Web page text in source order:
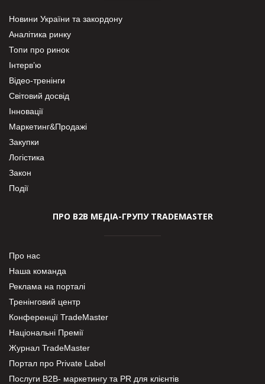
Новини України та закордону
Аналітика ринку
Топи про ринок
Інтерв’ю
Відео-тренінги
Світовий досвід
Інновації
Маркетинг&Продажі
Закупки
Логістика
Закон
Події
ПРО В2В МЕДІА-ГРУПУ TRADEMASTER
Про нас
Наша команда
Реклама на порталі
Тренінговий центр
Конференції TradeMaster
Національні Премії
Журнал TradeMaster
Портал про Private Label
Послуги В2В- маркетингу та PR для клієнтів